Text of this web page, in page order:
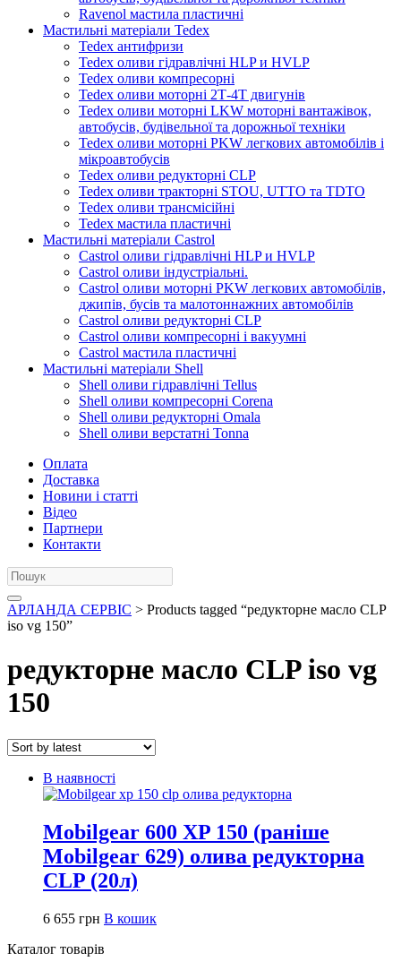
Ravenol мастила пластичні
Мастильні матеріали Tedex
Tedex антифризи
Tedex оливи гідравлічні HLP и HVLP
Tedex оливи компресорні
Tedex оливи моторні 2Т-4Т двигунів
Tedex оливи моторні LKW моторні вантажівок,
автобусів, будівельної та дорожньої техніки
Tedex оливи моторні PKW легкових автомобілів і
мікроавтобусів
Tedex оливи редукторні CLP
Tedex оливи тракторні STOU, UTTO та TDTO
Tedex оливи трансмісійні
Tedex мастила пластичні
Мастильні матеріали Castrol
Castrol оливи гідравлічні HLP и HVLP
Castrol оливи індустріальні.
Castrol оливи моторні PKW легкових автомобілів,
джипів, бусів та малотоннажних автомобілів
Castrol оливи редукторні CLP
Castrol оливи компресорні і вакуумні
Castrol мастила пластичні
Мастильні матеріали Shell
Shell оливи гідравлічні Tellus
Shell оливи компресорні Corena
Shell оливи редукторні Omala
Shell оливи верстатні Tonna
Оплата
Доставка
Новини і статті
Відео
Партнери
Контакти
АРЛАНДА СЕРВІС > Products tagged “редукторне масло CLP
iso vg 150”
редукторне масло CLP iso vg
150
В наявності
Mobilgear 600 XP 150 (раніше
Mobilgear 629) олива редукторна
CLP (20л)
6 655 грн В кошик
Каталог товарів